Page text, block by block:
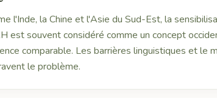
l'Inde, la Chine et l'Asie du Sud-Est, la
est souvent considéré comme un concept
comparable. Les barrières linguistiques et le
le problème.